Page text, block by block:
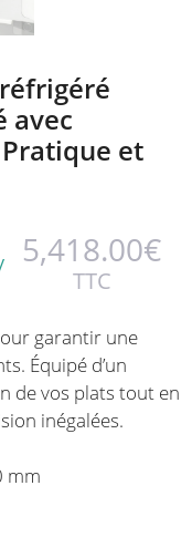
avec
et
5,418.00€
TTC
garantir une
Équipé d’un
de vos plats tout en
inégalées.
mm